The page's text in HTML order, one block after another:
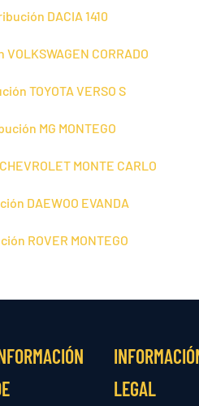
DACIA 1410
CORRADO
TOYOTA VERSO S
MG MONTEGO
MONTE CARLO
DAEWOO EVANDA
ROVER MONTEGO
LEGAL